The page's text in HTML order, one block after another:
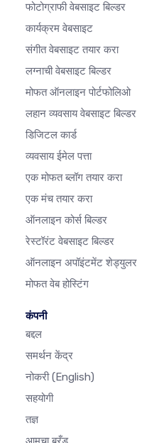
फोटोग्राफी वेबसाइट बिल्डर
कार्यक्रम वेबसाइट
संगीत वेबसाइट तयार करा
लग्नाची वेबसाइट बिल्डर
मोफत ऑनलाइन पोर्टफोलिओ
लहान व्यवसाय वेबसाइट बिल्डर
डिजिटल कार्ड
व्यवसाय ईमेल पत्ता
एक मोफत ब्लॉग तयार करा
एक मंच तयार करा
ऑनलाइन कोर्स बिल्डर
रेस्टॉरंट वेबसाइट बिल्डर
ऑनलाइन अपॉइंटमेंट शेड्युलर
मोफत वेब होस्टिंग
कंपनी
बद्दल
समर्थन केंद्र
नोकरी(English)
सहयोगी
तज्ञ